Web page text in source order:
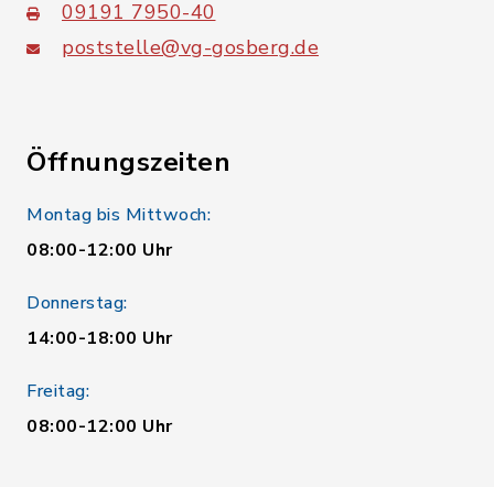
09191 7950-40
poststelle@vg-gosberg.de
Öffnungszeiten
Montag bis Mittwoch:
08:00-12:00 Uhr
Donnerstag:
14:00-18:00 Uhr
Freitag:
08:00-12:00 Uhr